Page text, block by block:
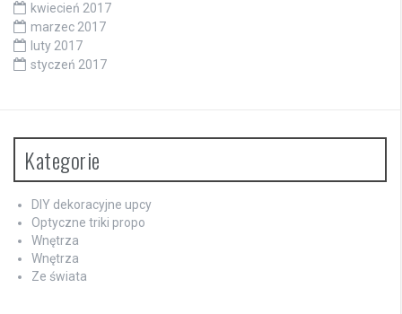
kwiecień 2017
marzec 2017
luty 2017
styczeń 2017
Kategorie
DIY dekoracyjne upcy
Optyczne triki propo
Wnętrza
Wnętrza
Ze świata